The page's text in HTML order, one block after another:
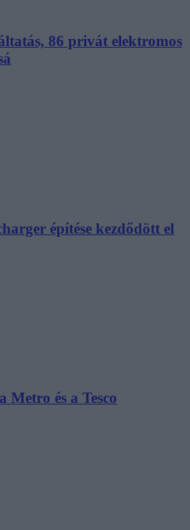
86 privát elektromos
építése kezdődött el
Metro és a Tesco